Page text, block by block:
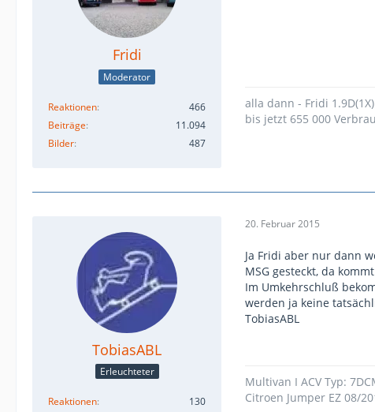
Fridi
Moderator
Reaktionen
466
Beiträge
11.094
Bilder
487
alla dann - Fridi
bis jetzt 655 000
TobiasABL
Erleuchteter
Reaktionen
130
20. Februar 2015
Ja Fridi aber nur dann
MSG gesteckt, da
Im Umkehrschluß
werden ja keine
TobiasABL
Multivan I ACV Typ:
Citroen Jumper EZ 08/